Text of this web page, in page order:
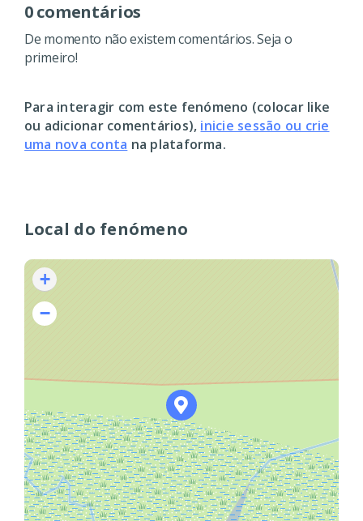
Local do fenómeno
+
−
0 comentários
De momento não existem comentários. Seja o
primeiro!
Para interagir com este fenómeno (colocar like
ou adicionar comentários), inicie sessão ou crie
uma nova conta na plataforma.